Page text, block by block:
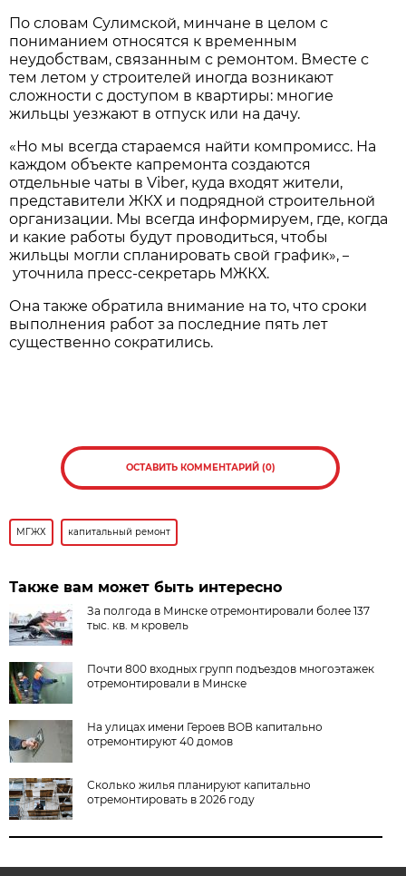
По словам Сулимской, минчане в целом с
пониманием относятся к временным
неудобствам, связанным с ремонтом. Вместе с
тем летом у строителей иногда возникают
сложности с доступом в квартиры: многие
жильцы уезжают в отпуск или на дачу.
«Но мы всегда стараемся найти компромисс. На
каждом объекте капремонта создаются
отдельные чаты в Viber, куда входят жители,
представители ЖКХ и подрядной строительной
организации. Мы всегда информируем, где, когда
и какие работы будут проводиться, чтобы
жильцы могли спланировать свой график»,–
уточнила пресс-секретарь МЖКХ.
Она также обратила внимание на то, что сроки
выполнения работ за последние пять лет
существенно сократились.
ОСТАВИТЬ КОММЕНТАРИЙ (0)
МГЖХ капитальный ремонт
Также вам может быть интересно
За полгода в Минске отремонтировали более 137
тыс. кв. м кровель
Почти 800 входных групп подъездов многоэтажек
отремонтировали в Минске
На улицах имени Героев ВОВ капитально
отремонтируют 40 домов
Сколько жилья планируют капитально
отремонтировать в 2026 году